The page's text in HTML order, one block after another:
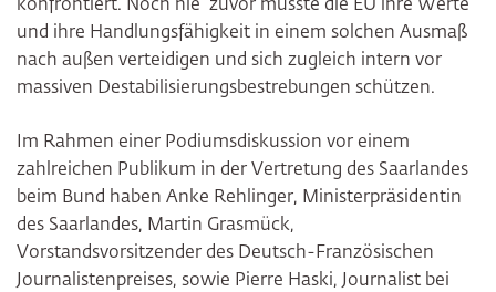
konfrontiert. Noch nie zuvor musste die EU ihre Werte
und ihre Handlungsfähigkeit in einem solchen Ausmaß
nach außen verteidigen und sich zugleich intern vor
massiven Destabilisierungsbestrebungen schützen.
Im Rahmen einer Podiumsdiskussion vor einem
zahlreichen Publikum in der Vertretung des Saarlandes
beim Bund haben Anke Rehlinger, Ministerpräsidentin
des Saarlandes, Martin Grasmück,
Vorstandsvorsitzender des Deutsch-Französischen
Journalistenpreises, sowie Pierre Haski, Journalist bei